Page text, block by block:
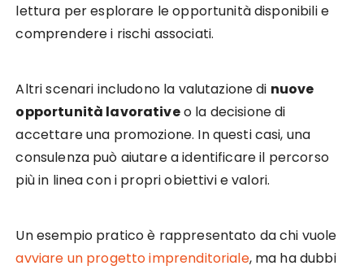
lettura per esplorare le opportunità disponibili e
comprendere i rischi associati.
Altri scenari includono la valutazione di nuove
opportunità lavorativeo la decisione di
accettare una promozione. In questi casi, una
consulenza può aiutare a identificare il percorso
più in linea con i propri obiettivi e valori.
Un esempio pratico è rappresentato da chi vuole
avviare un progetto imprenditoriale, ma ha dubbi